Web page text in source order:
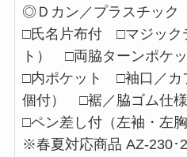
◎Ｄカン／プラスチック
□氏名片布付 □マジック
ト） □両脇ターンポケ
□内ポケット □袖口／カ
個付） □裾／脇ゴム仕様
□ペン差し付（左袖・左胸
※春夏対応商品 AZ-230･